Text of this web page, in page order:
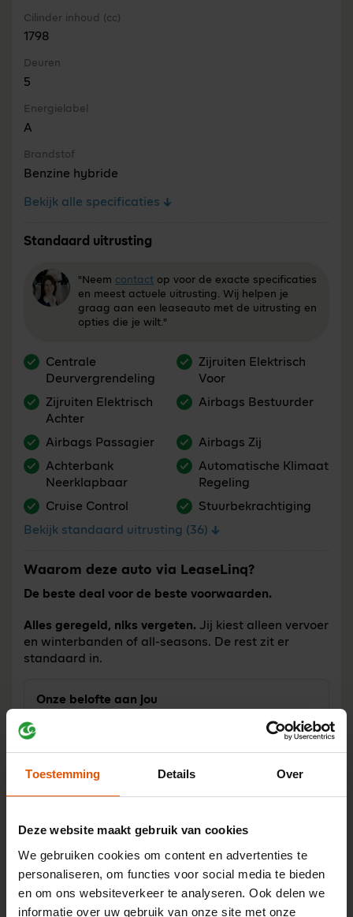
Toestemming Details Over
Deze website maakt gebruik van cookies
We gebruiken cookies om content en advertenties te
personaliseren, om functies voor social media te bieden
en om ons websiteverkeer te analyseren. Ook delen we
informatie over uw gebruik van onze site met onze
Cilinder inhoud (cc)
1798
Deuren
5
Energielabel
A
Brandstof
Benzine hybride
Bekijk alle specificaties
Standaard uitrusting
"Neem contact op voor de exacte specificaties
en meest actuele uitrusting. Wij helpen je
graag aan een leaseauto met de uitrusting en
opties die je wilt."
Centrale
Deurvergrendeling
Zijruiten Elektrisch
Voor
Zijruiten Elektrisch
Achter
Airbags Bestuurder
Airbags Passagier
Airbags Zij
Achterbank
Neerklapbaar
Automatische Klimaat
Regeling
Cruise Control
Stuurbekrachtiging
Bekijk standaard uitrusting (36)
Waarom deze auto via LeaseLinq?
De beste deal voor de beste voorwaarden.
Alles geregeld, niks vergeten. Jij kiest alleen vervoer
en winterbanden of all-seasons. De rest zit er
standaard in.
Onze belofte aan jou
- minder gedoe
Echt ontzorgd
- problemen met de
Eerlijk afrekenen- geen tussentijdse
hercalculatie bij verandering
jaarkilometrage
Flexibel schakelen- andere behoefte? Wij
ondersteunen bij herinzet leasecontract